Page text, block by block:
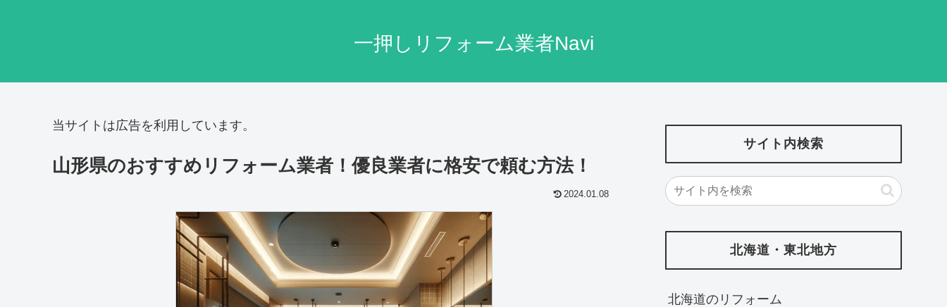
一押しリフォーム業者Navi
当サイトは広告を利用しています。
山形県のおすすめリフォーム業者！優良業者に格安で頼む方法！
2024.01.08
サイト内検索
北海道・東北地方
北海道‎のリフォーム